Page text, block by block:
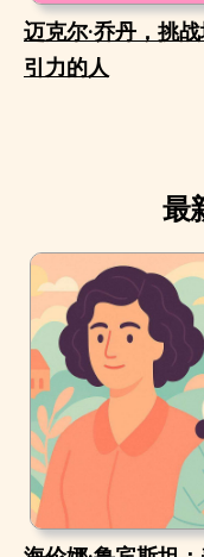
迈克尔·乔丹，挑
引力的人
最